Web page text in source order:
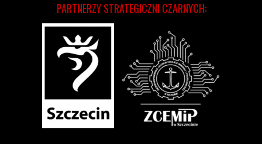
PARTNERZY STRATEGICZNI CZARNYCH: